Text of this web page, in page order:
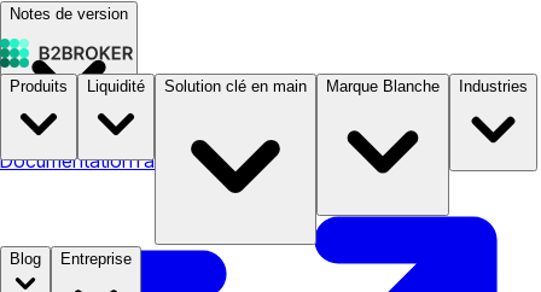
Notes de version
DocumentationTarifs B2STORE
Produits Liquidité Solution clé en main Marque Blanche Industries
Blog Entreprise